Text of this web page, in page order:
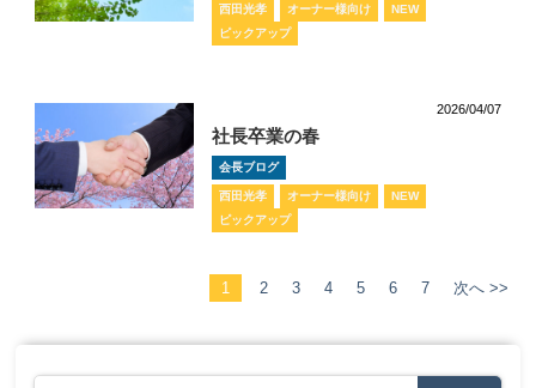
西田光孝 オーナー様向け
NEW
ピックアップ
2026/04/07
社長卒業の春
会長ブログ
西田光孝 オーナー様向け
NEW
ピックアップ
1 2 3 4 5 6 7 次へ >>